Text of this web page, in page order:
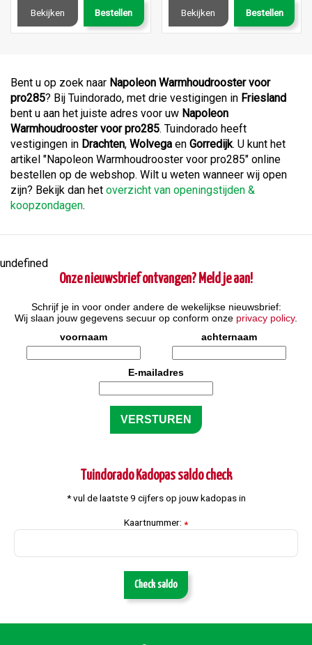
Bekijken Bestellen Bekijken Bestellen
Bent u op zoek naar Napoleon Warmhoudrooster voor
pro285? Bij Tuindorado, met drie vestigingen in Friesland
bent u aan het juiste adres voor uw Napoleon
Warmhoudrooster voor pro285. Tuindorado heeft
vestigingen in Drachten, Wolvega en Gorredijk. U kunt het
artikel "Napoleon Warmhoudrooster voor pro285" online
bestellen op de webshop. Wilt u weten wanneer wij open
zijn? Bekijk dan het overzicht van openingstijden &
koopzondagen.
undefined
Onze nieuwsbrief ontvangen? Meld je aan!
Schrijf je in voor onder andere de wekelijkse nieuwsbrief:
Wij slaan jouw gegevens secuur op conform onze privacy policy.
voornaam
achternaam
E-mailadres
Tuindorado Kadopas saldo check
* vul de laatste 9 cijfers op jouw kadopas in
Kaartnummer: *
Check saldo